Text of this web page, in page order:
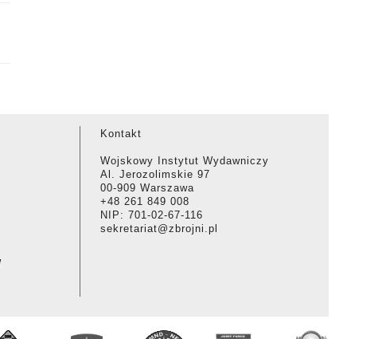
Kontakt
Wojskowy Instytut Wydawniczy
Al. Jerozolimskie 97
00-909 Warszawa
+48 261 849 008
NIP: 701-02-67-116
sekretariat@zbrojni.pl